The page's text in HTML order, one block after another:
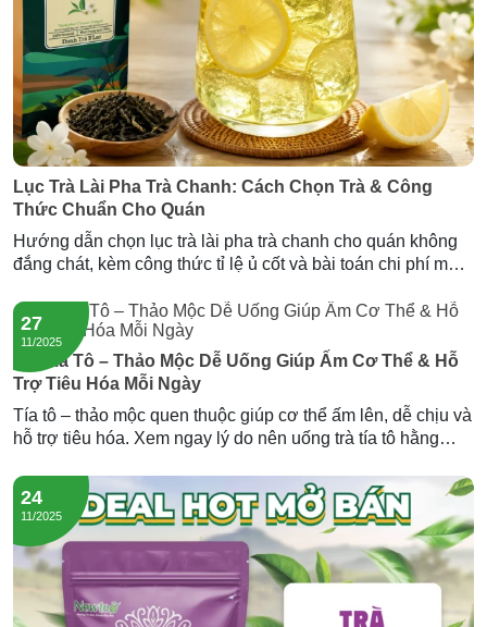
Lục Trà Lài Pha Trà Chanh: Cách Chọn Trà & Công
Thức Chuẩn Cho Quán
Hướng dẫn chọn lục trà lài pha trà chanh cho quán không
đắng chát, kèm công thức tỉ lệ ủ cốt và bài toán chi phí mỗi
27
11/2025
Trà Tía Tô – Thảo Mộc Dễ Uống Giúp Ấm Cơ Thể & Hỗ
Trợ Tiêu Hóa Mỗi Ngày
Tía tô – thảo mộc quen thuộc giúp cơ thể ấm lên, dễ chịu và
hỗ trợ tiêu hóa. Xem ngay lý do nên uống trà tía tô hằng
24
11/2025